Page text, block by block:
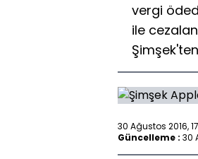
vergi
ile
30 Ağustos 2016,
Güncelleme : 30